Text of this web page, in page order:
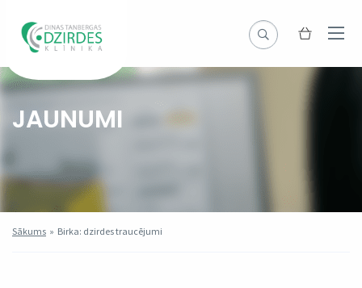
JAUNUMI
Sākums » Birka: dzirdes traucējumi